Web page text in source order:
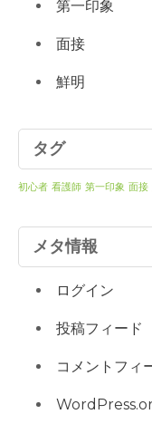
第一印象
面接
鮮明
タグ
初心者 看護師 第一印象 面接
メタ情報
ログイン
投稿フィード
コメントフィ